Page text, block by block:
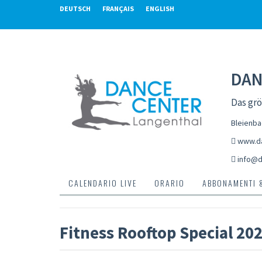
DEUTSCH FRANÇAIS ENGLISH
Das
CALENDARIO LIVE ORARIO ABBONAMENTI
Fitness Rooftop Special